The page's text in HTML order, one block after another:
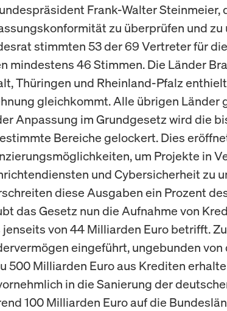
Frank-Walter Steinmeier,
zu überprüfen und zu
stimmten 53 der 69 Vertreter für
mindestens 46 Stimmen. Die Länder
Thüringen und Rheinland-Pfalz
gleichkommt. Alle übrigen Länder
Anpassung im Grundgesetz wird die
Bereiche gelockert. Dies
um Projekte in
und Cybersicherheit zu
diese Ausgaben ein Prozent
das Gesetz nun die Aufnahme von
jenseits von 44 Milliarden Euro betrifft.
eingeführt, ungebunden
500 Milliarden Euro aus Krediten
in die Sanierung der
100 Milliarden Euro auf die